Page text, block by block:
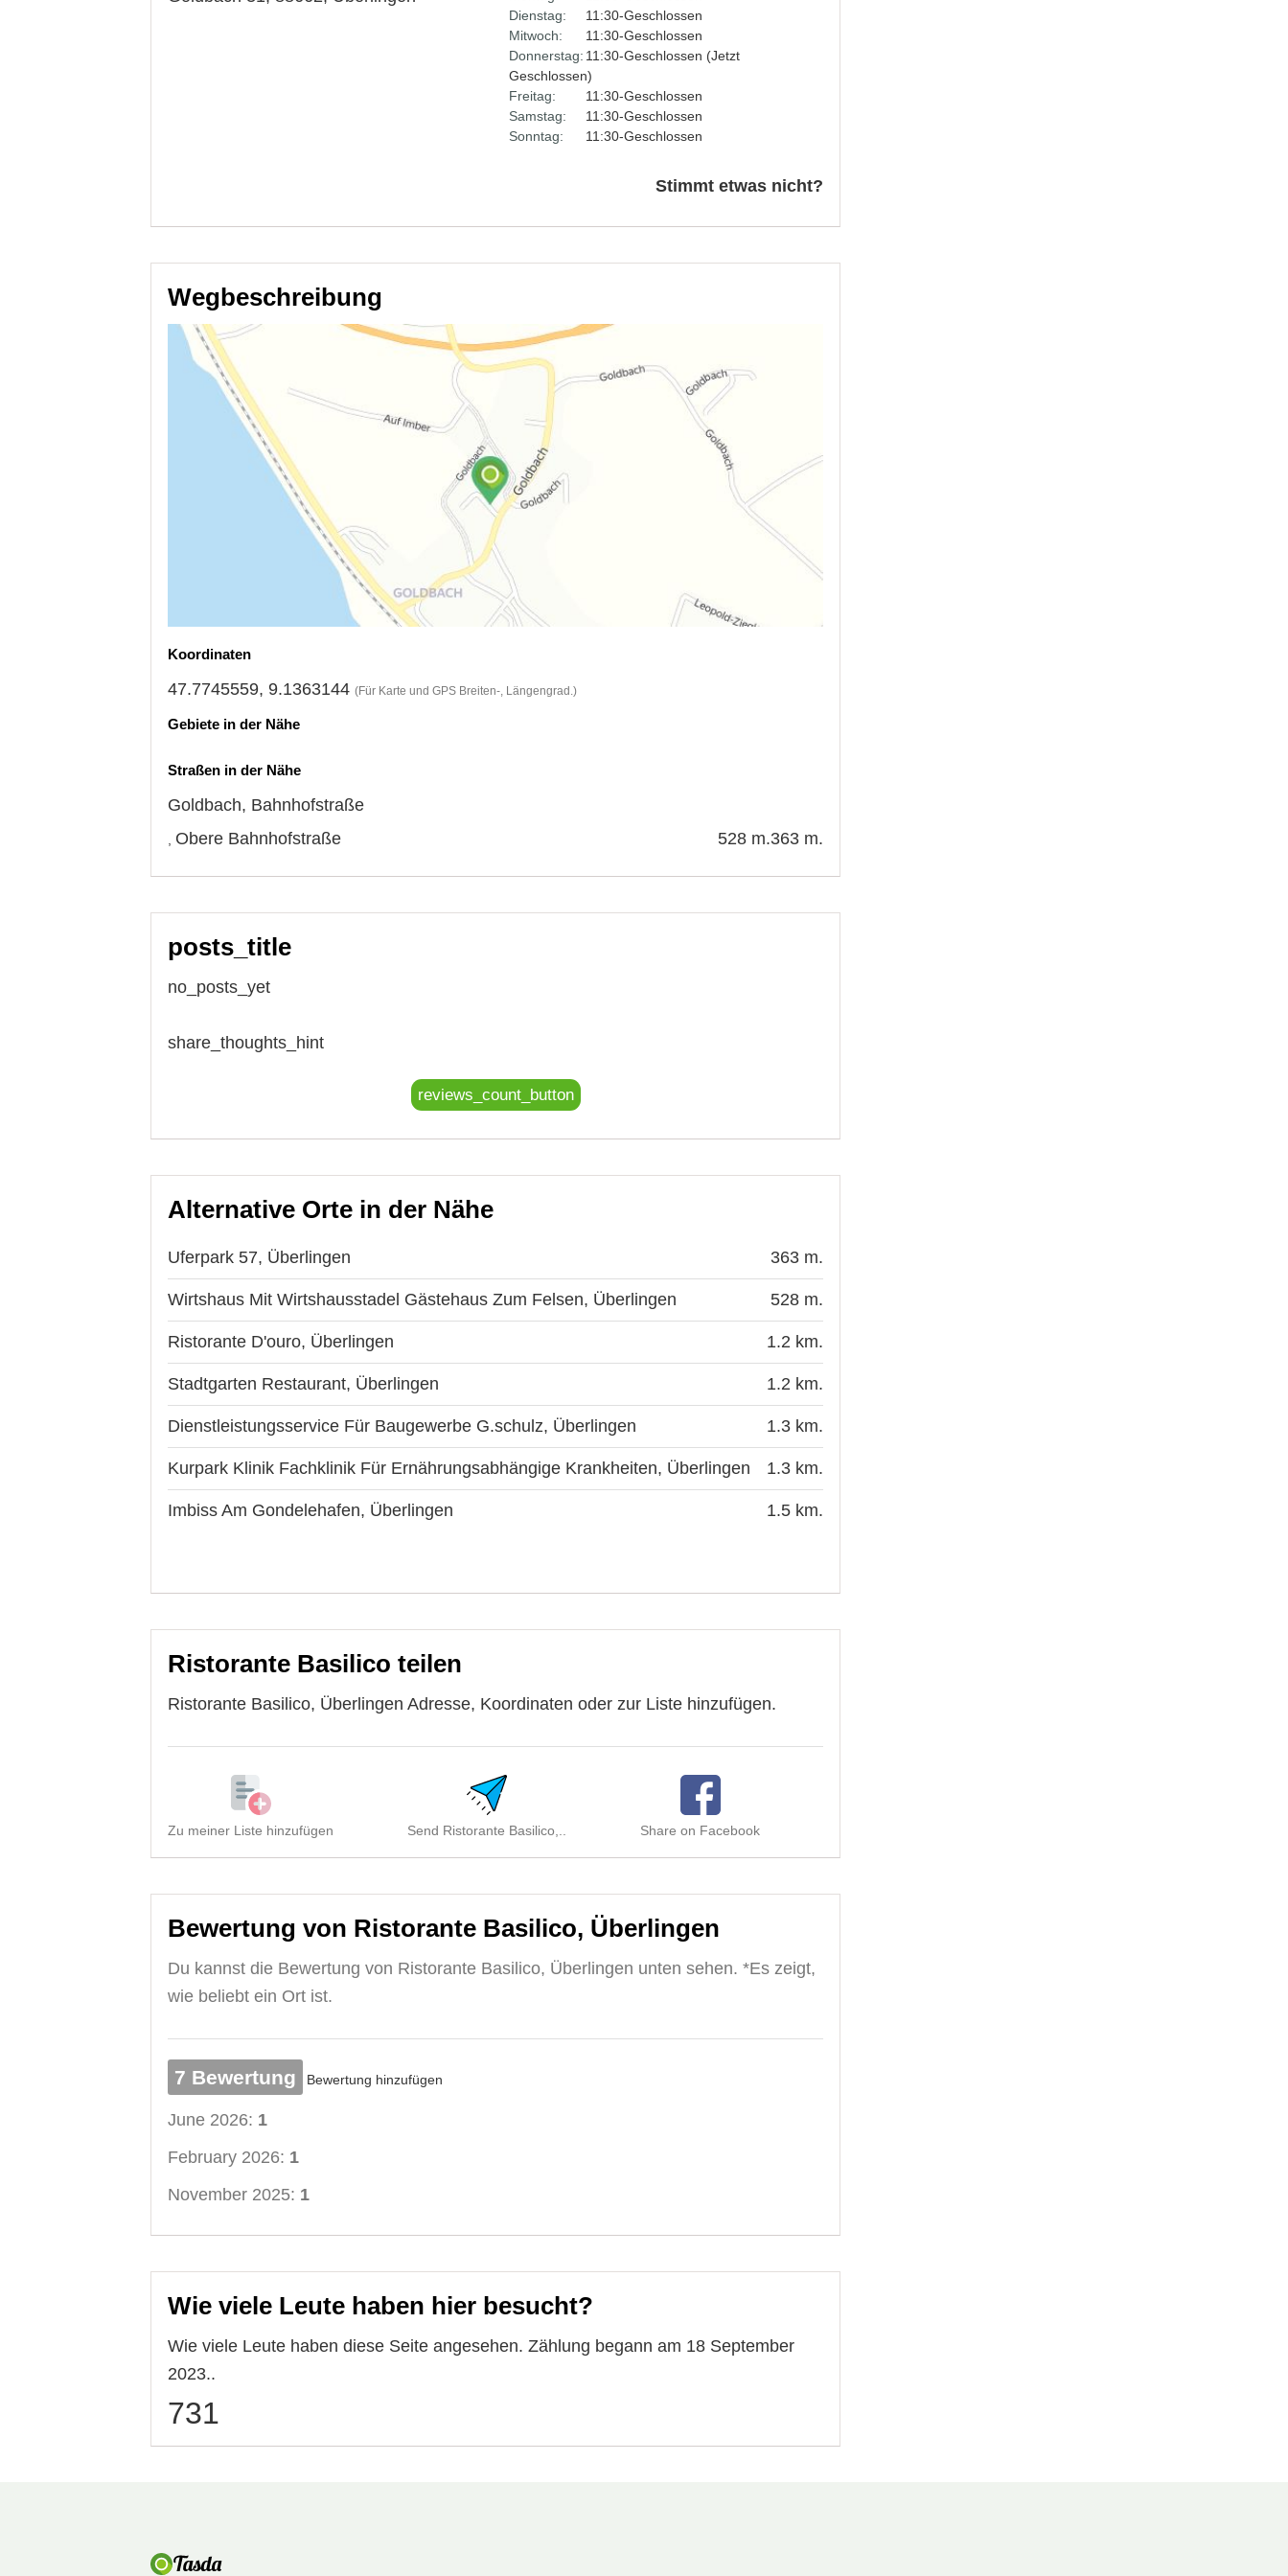
Dienstag:
11:30-Geschlossen
Mitwoch:
11:30-Geschlossen
Donnerstag: 11:30-Geschlossen (Jetzt
Geschlossen)
Freitag:
11:30-Geschlossen
Samstag:
11:30-Geschlossen
Sonntag:
11:30-Geschlossen
Stimmt etwas nicht?
Wegbeschreibung
Koordinaten
47.7745559, 9.1363144 (Für Karte und GPS Breiten-, Längengrad.)
Gebiete in der Nähe
Straßen in der Nähe
Goldbach, Bahnhofstraße
363 m.
Obere Bahnhofstraße 528 m.
posts_title
no_posts_yet
share_thoughts_hint
reviews_count_button
Alternative Orte in der Nähe
Uferpark 57, Überlingen 363 m.
Wirtshaus Mit Wirtshausstadel Gästehaus Zum Felsen, Überlingen 528 m.
Ristorante D'ouro, Überlingen 1.2 km.
Stadtgarten Restaurant, Überlingen 1.2 km.
Dienstleistungsservice Für Baugewerbe G.schulz, Überlingen 1.3 km.
Kurpark Klinik Fachklinik Für Ernährungsabhängige Krankheiten, Überlingen 1.3 km.
Imbiss Am Gondelehafen, Überlingen 1.5 km.
Ristorante Basilico teilen
Ristorante Basilico, Überlingen Adresse, Koordinaten oder zur Liste hinzufügen.
Zu meiner Liste hinzufügen Send Ristorante Basilico,.. Share on Facebook
Bewertung von Ristorante Basilico, Überlingen
Du kannst die Bewertung von Ristorante Basilico, Überlingen unten sehen. *Es zeigt,
wie beliebt ein Ort ist.
7 Bewertung Bewertung hinzufügen
June 2026: 1
February 2026: 1
November 2025: 1
Wie viele Leute haben hier besucht?
Wie viele Leute haben diese Seite angesehen. Zählung begann am 18 September
2023..
731